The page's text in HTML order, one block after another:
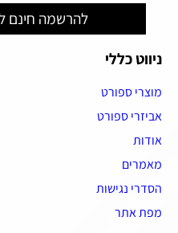
להרשמה חינם
ניווט כללי
מוצרי ספורט
אביזרי ספורט
אודות
מאמרים
הסדרי נגישות
מפת אתר